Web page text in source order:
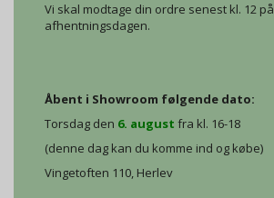
Vi skal modtage din ordre senest kl. 12 på
afhentningsdagen.
Åbent i Showroom følgende dato:
Torsdag den 6. august fra kl. 16-18
(denne dag kan du komme ind og købe)
Vingetoften 110, Herlev